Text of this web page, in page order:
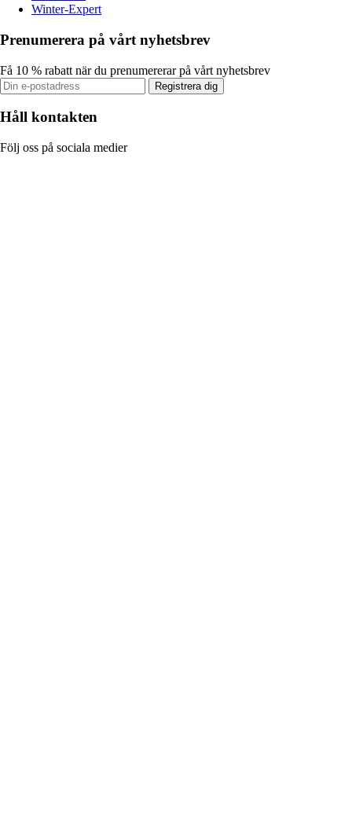
Winter-Expert
Prenumerera på vårt nyhetsbrev
Få 10 % rabatt när du prenumererar på vårt nyhetsbrev
Registrera dig
Håll kontakten
Följ oss på sociala medier